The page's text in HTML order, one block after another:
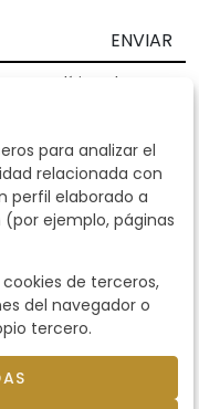
ENVIAR
Política de
informamos que sus
Subastas Segre con la
Puede ejercitar los
oposición y demás
la normativa vigente
solicitar el envío de
un e-mail a
se aplican la
para analizar el
relacionada con
perfil elaborado a
ejemplo, páginas
de terceros,
del navegador o
tercero.